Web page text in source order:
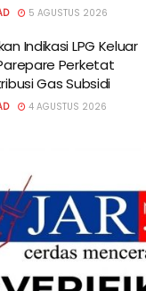
5 AGUSTUS 2026
Indikasi LPG Keluar
Perketat
Gas Subsidi
4 AGUSTUS 2026